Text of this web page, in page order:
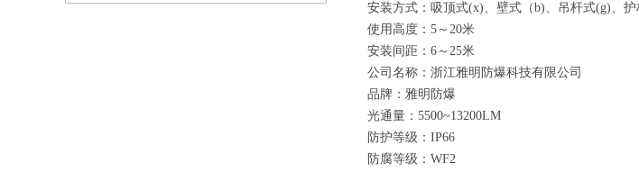
安装方式：吸顶式(x)、壁式（b)、吊杆式(g)、
使用高度：5～20米
安装间距：6～25米
公司名称：浙江雅明防爆科技有限公司
品牌：雅明防爆
光通量：5500~13200LM
防护等级：IP66
防腐等级：WF2